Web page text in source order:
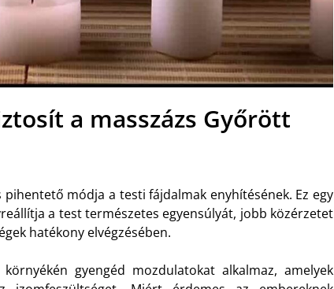
a masszázs Győrött
módja a testi fájdalmak enyhítésének. Ez egy
a test természetes egyensúlyát, jobb közérzetet
hatékony elvégzésében.
gyengéd mozdulatokat alkalmaz, amelyek